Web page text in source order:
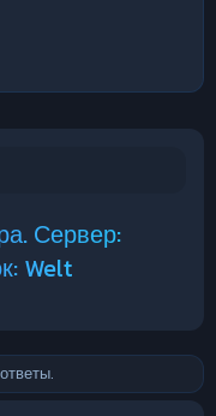
Сервер:
Welt